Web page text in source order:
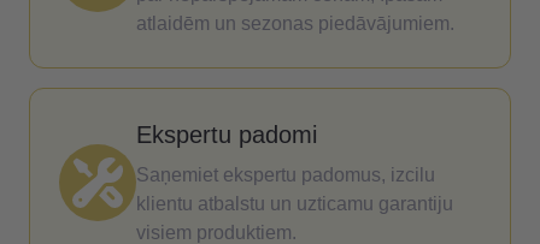
atlaidēm un sezonas piedāvājumiem.
Ekspertu padomi
Saņemiet ekspertu padomus, izcilu
klientu atbalstu un uzticamu garantiju
visiem produktiem.